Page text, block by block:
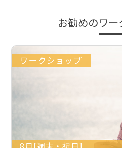
お勧めのワ
ワークショップ